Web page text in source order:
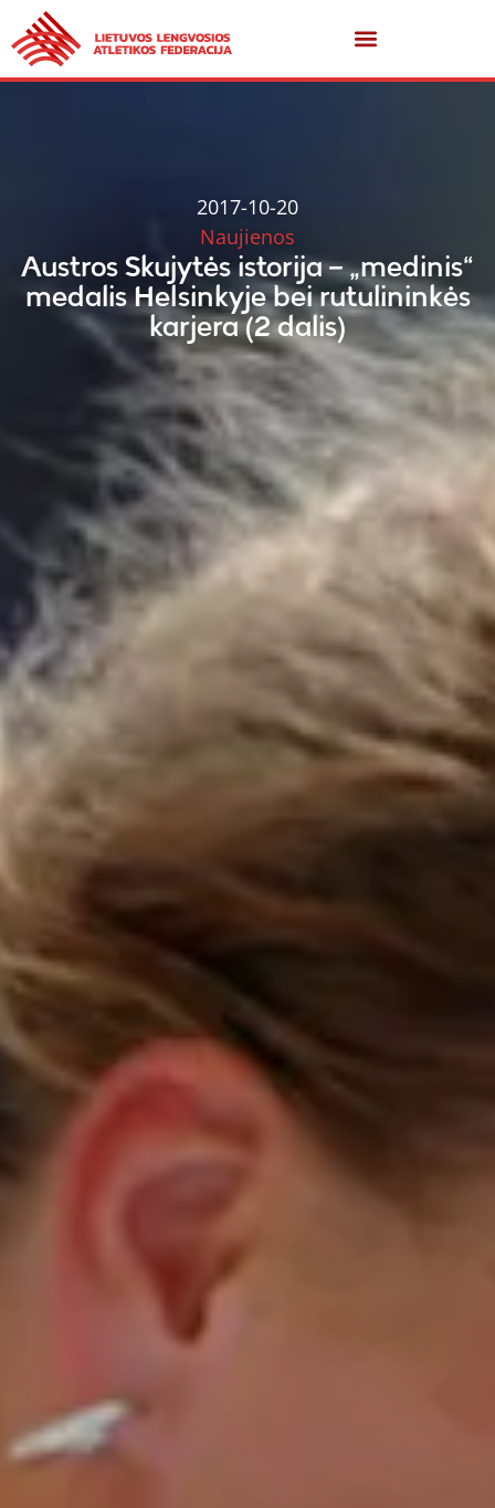
2017-10-20
Naujienos
Austros Skujytės istorija – „medinis“
medalis Helsinkyje bei rutulininkės
karjera (2 dalis)